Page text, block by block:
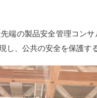
端の製品安全管理コン
、公共の安全を保護す